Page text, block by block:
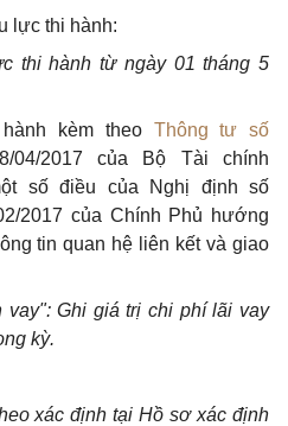
lực thi hành:
thi hành từ ngày 01 tháng 5
kèm theo Thông tư số
04/2017 của Bộ Tài chính
số điều của Nghị định số
2017 của Chính Phủ hướng
tin quan hệ liên kết và giao
vay":Ghi giá trị chi phílãi vay
kỳ.
xác định tại Hồ sơ xác định